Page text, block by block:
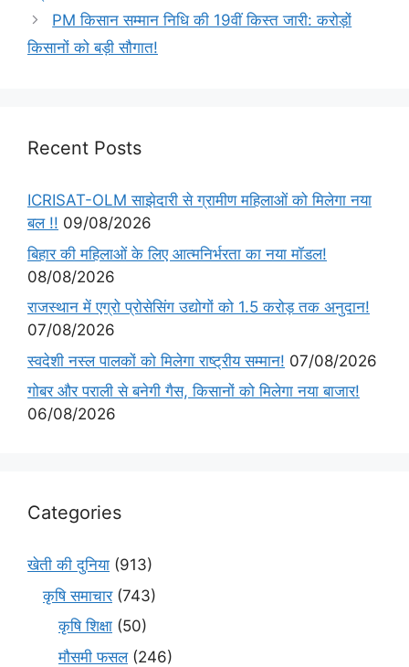
PM किसान सम्मान निधि की 19वीं किस्त जारी: करोड़ों
किसानों को बड़ी सौगात!
Recent Posts
ICRISAT-OLM साझेदारी से ग्रामीण महिलाओं को मिलेगा नया
बल !! 09/08/2026
बिहार की महिलाओं के लिए आत्मनिर्भरता का नया मॉडल!
08/08/2026
राजस्थान में एग्रो प्रोसेसिंग उद्योगों को 1.5 करोड़ तक अनुदान!
07/08/2026
स्वदेशी नस्ल पालकों को मिलेगा राष्ट्रीय सम्मान! 07/08/2026
गोबर और पराली से बनेगी गैस, किसानों को मिलेगा नया बाजार!
06/08/2026
Categories
खेती की दुनिया (913)
कृषि समाचार(743)
कृषि शिक्षा (50)
मौसमी फसल(246)